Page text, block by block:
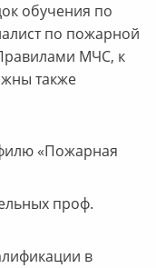
обучения по
по пожарной
МЧС, к
также
«Пожарная
проф.
в